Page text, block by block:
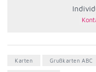
Karten Grußkarten ABC